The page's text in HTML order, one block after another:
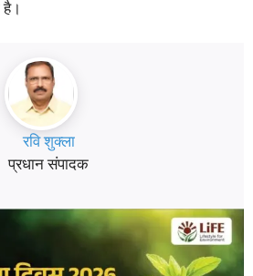
रवि शुक्ला
प्रधान संपादक